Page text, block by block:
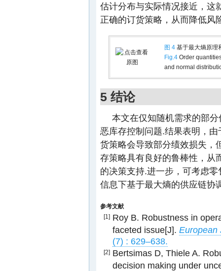
估计分布与实际情况接近，这
正确的订货策略，从而降低风
图 4基于最大熵原理
Fig.4Order
and normal
5 结论
本文在仅知随机需求的部
恶库存控制问题.结果表明，
货策略会导致部分绩效损失，
存策略具有良好的鲁棒性，从
的决策支持.进一步，可考虑
信息下基于最大熵的供应链协
参考文献
[1] Roy B. Robustness in
faceted issue[J]. European
(7) : 629–638.
[2] Bertsimas D, Thiele A.
decision making under